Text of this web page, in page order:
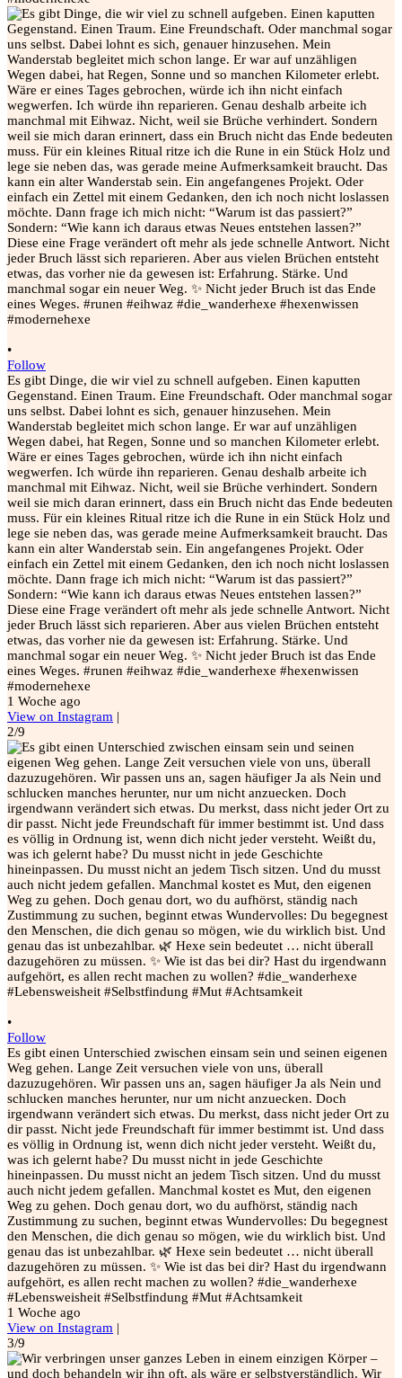
•
Follow
Es gibt Dinge, die wir viel zu schnell aufgeben. Einen kaputten
Gegenstand. Einen Traum. Eine Freundschaft. Oder manchmal sogar
uns selbst. Dabei lohnt es sich, genauer hinzusehen. Mein
Wanderstab begleitet mich schon lange. Er war auf unzähligen
Wegen dabei, hat Regen, Sonne und so manchen Kilometer erlebt.
Wäre er eines Tages gebrochen, würde ich ihn nicht einfach
wegwerfen. Ich würde ihn reparieren. Genau deshalb arbeite ich
manchmal mit Eihwaz. Nicht, weil sie Brüche verhindert. Sondern
weil sie mich daran erinnert, dass ein Bruch nicht das Ende bedeuten
muss. Für ein kleines Ritual ritze ich die Rune in ein Stück Holz und
lege sie neben das, was gerade meine Aufmerksamkeit braucht. Das
kann ein alter Wanderstab sein. Ein angefangenes Projekt. Oder
einfach ein Zettel mit einem Gedanken, den ich noch nicht loslassen
möchte. Dann frage ich mich nicht: “Warum ist das passiert?”
Sondern: “Wie kann ich daraus etwas Neues entstehen lassen?”
Diese eine Frage verändert oft mehr als jede schnelle Antwort. Nicht
jeder Bruch lässt sich reparieren. Aber aus vielen Brüchen entsteht
etwas, das vorher nie da gewesen ist: Erfahrung. Stärke. Und
manchmal sogar ein neuer Weg. ✨ Nicht jeder Bruch ist das Ende
eines Weges. #runen #eihwaz #die_wanderhexe #hexenwissen
#modernehexe
1 Woche ago
View on Instagram |
2/9
•
Follow
Es gibt einen Unterschied zwischen einsam sein und seinen eigenen
Weg gehen. Lange Zeit versuchen viele von uns, überall
dazuzugehören. Wir passen uns an, sagen häufiger Ja als Nein und
schlucken manches herunter, nur um nicht anzuecken. Doch
irgendwann verändert sich etwas. Du merkst, dass nicht jeder Ort zu
dir passt. Nicht jede Freundschaft für immer bestimmt ist. Und dass
es völlig in Ordnung ist, wenn dich nicht jeder versteht. Weißt du,
was ich gelernt habe? Du musst nicht in jede Geschichte
hineinpassen. Du musst nicht an jedem Tisch sitzen. Und du musst
auch nicht jedem gefallen. Manchmal kostet es Mut, den eigenen
Weg zu gehen. Doch genau dort, wo du aufhörst, ständig nach
Zustimmung zu suchen, beginnt etwas Wundervolles: Du begegnest
den Menschen, die dich genau so mögen, wie du wirklich bist. Und
genau das ist unbezahlbar. 🌿 Hexe sein bedeutet … nicht überall
dazugehören zu müssen. ✨ Wie ist das bei dir? Hast du irgendwann
aufgehört, es allen recht machen zu wollen? #die_wanderhexe
#Lebensweisheit #Selbstfindung #Mut #Achtsamkeit
1 Woche ago
View on Instagram |
3/9